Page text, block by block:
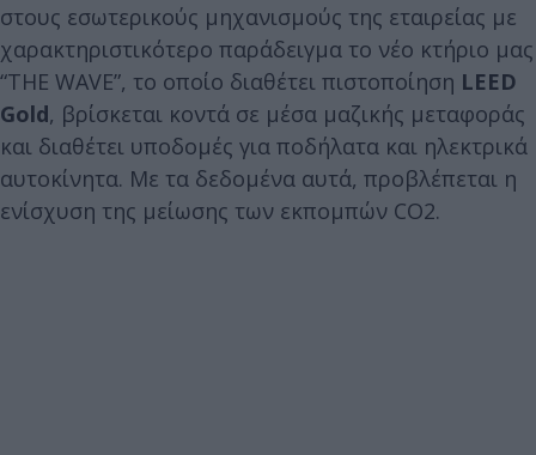
στους εσωτερικούς μηχανισμούς της εταιρείας με
χαρακτηριστικότερο παράδειγμα το νέο κτήριο μας
“ΤΗΕ WAVE”, το οποίο διαθέτει πιστοποίηση LEED
Gold, βρίσκεται κοντά σε μέσα μαζικής μεταφοράς
και διαθέτει υποδομές για ποδήλατα και ηλεκτρικά
αυτοκίνητα. Με τα δεδομένα αυτά, προβλέπεται η
ενίσχυση της μείωσης των εκπομπών CO2.